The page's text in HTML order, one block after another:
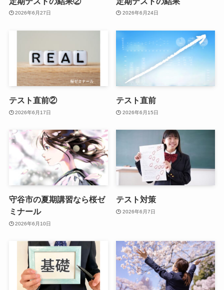
2026年6月27日 2026年6月24日
テスト直前②
2026年6月17日
テスト直前
2026年6月15日
守谷市の夏期講習なら桜ゼ
ミナール
2026年6月10日
テスト対策
2026年6月7日